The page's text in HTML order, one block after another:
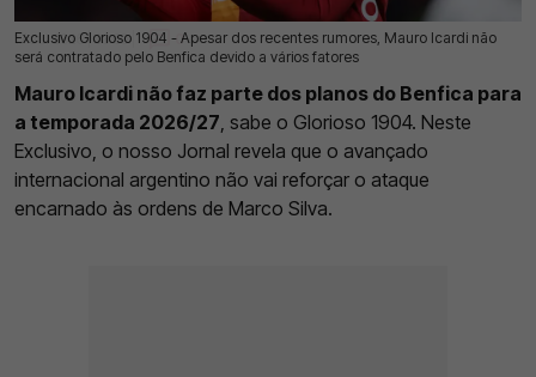
Exclusivo Glorioso 1904 - Apesar dos recentes rumores, Mauro Icardi não
será contratado pelo Benfica devido a vários fatores
17 Jul 2026 | 03:00 | 0
Mauro Icardi não faz parte dos planos do Benfica para
a temporada 2026/27, sabe o Glorioso 1904. Neste
Exclusivo, o nosso Jornal revela que o avançado
internacional argentino não vai reforçar o ataque
encarnado às ordens de Marco Silva.